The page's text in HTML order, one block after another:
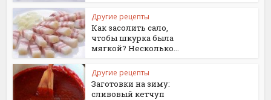
Другие рецепты
Как засолить сало,
чтобы шкурка была
мягкой? Несколько...
Другие рецепты
Заготовки на зиму:
сливовый кетчуп